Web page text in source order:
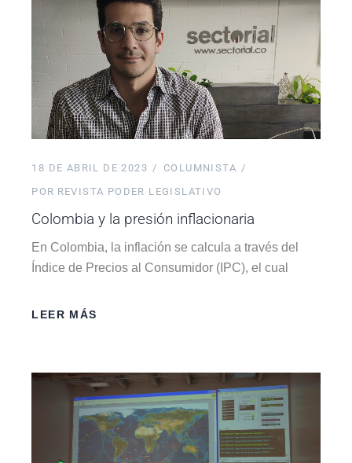
18 DE ABRIL DE 2023
COLUMNISTA
POR REVISTA PODER LEGISLATIVO
Colombia y la presión inflacionaria
En Colombia, la inflación se calcula a través del
Índice de Precios al Consumidor (IPC), el cual
LEER MÁS